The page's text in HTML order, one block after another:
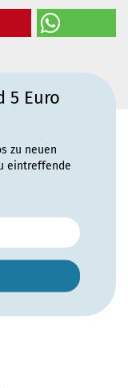
5 Euro
zu neuen
eintreffende